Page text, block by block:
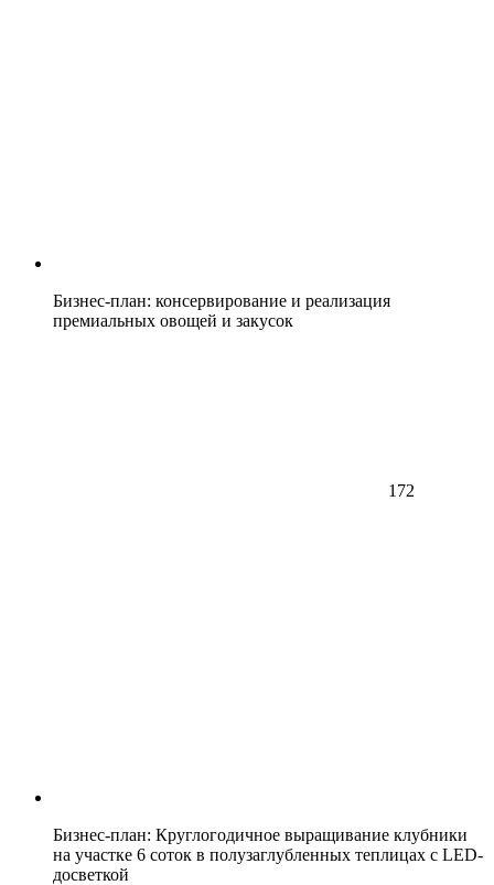
Бизнес-план: консервирование и реализация
премиальных овощей и закусок
172
Бизнес-план: Круглогодичное выращивание клубники
на участке 6 соток в полузаглубленных теплицах с LED-
досветкой